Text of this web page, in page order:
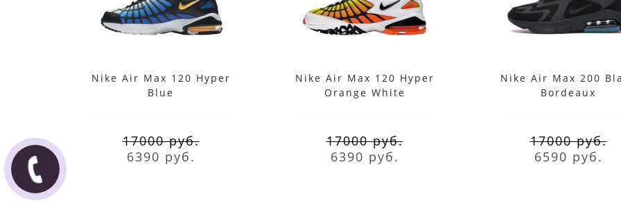
Nike Air Max 120 Hyper
Blue
17000 руб.
6390 руб.
Nike Air Max 120 Hyper
Orange White
17000 руб.
6390 руб.
Nike Air Max 200
Bordeaux
17000 руб.
6590 руб.